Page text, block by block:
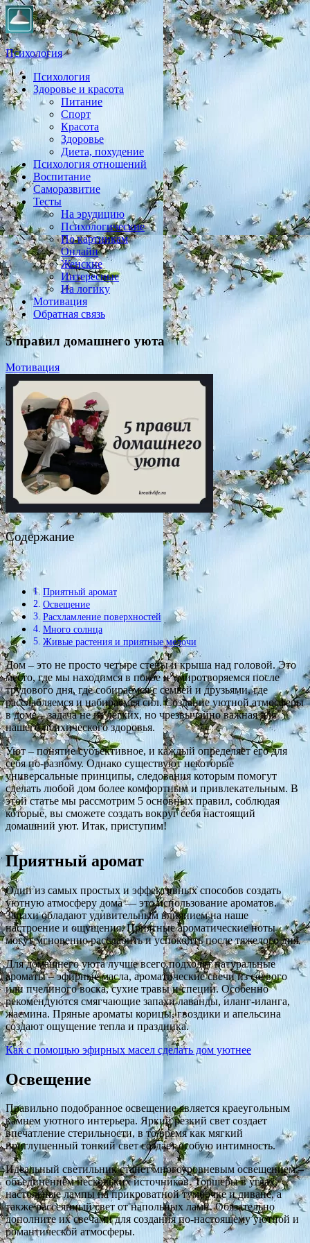
Психология
Практическая психология, личностный рост, экология,
здоровье, воспитание,
Психология
Здоровье и красота
Питание
Спорт
Красота
Здоровье
Диета, похудение
Психология отношений
Воспитание
Саморазвитие
Тесты
На эрудицию
Психологические
По картинкам
Онлайн
Женские
Интересные
На логику
Мотивация
Обратная связь
5 правил домашнего уюта
Мотивация
Содержание
Приятный аромат
Освещение
Расхламление поверхностей
Много солнца
Живые растения и приятные мелочи
Дом – это не просто четыре стены и крыша над головой. Это
место, где мы находимся в покое и умиротворяемся после
трудового дня, где собираемся с семьей и друзьями, где
расслабляемся и набираемся сил. Создание уютной атмосферы
в доме – задача не из легких, но чрезвычайно важная для
нашего психического здоровья.
Уют – понятие субъективное, и каждый определяет его для
себя по-разному. Однако существуют некоторые
универсальные принципы, следования которым помогут
сделать любой дом более комфортным и привлекательным. В
этой статье мы рассмотрим 5 основных правил, соблюдая
которые, вы сможете создать вокруг себя настоящий
домашний уют. Итак, приступим!
Приятный аромат
Один из самых простых и эффективных способов создать
уютную атмосферу дома — это использование ароматов.
Запахи обладают удивительным влиянием на наше
настроение и ощущения. Приятные ароматические ноты
могут мгновенно расслабить и успокоить после тяжелого дня.
Для домашнего уюта лучше всего подходят натуральные
ароматы – эфирные масла, ароматические свечи из соевого
или пчелиного воска, сухие травы и специи. Особенно
рекомендуются смягчающие запахи лаванды, иланг-иланга,
жасмина. Пряные ароматы корицы, гвоздики и апельсина
создают ощущение тепла и праздника.
Как с помощью эфирных масел сделать дом уютнее
Освещение
Правильно подобранное освещение является краеугольным
камнем уютного интерьера. Яркий резкий свет создает
впечатление стерильности, в то время как мягкий
приглушенный тонкий свет создает особую интимность.
Идеальный светильник станет многоуровневым освещением –
объединением нескольких источников. Торшеры в углах,
настольные лампы на прикроватной тумбочке и диване, а
также рассеянный свет от напольных ламп. Обязательно
дополните их свечами для создания по-настоящему уютной и
романтической атмосферы.